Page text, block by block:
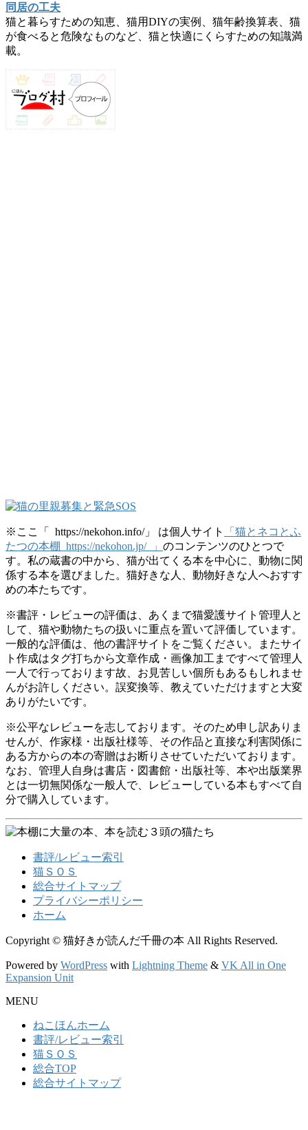
同居の工夫
猫と暮らすための知恵、猫用DIYの実例、猫年齢換算表、猫
が食べると危険なものなど、猫と快適にくらすための知識満
載。
※ここ「 https://nekohon.info/」 は個人サイト
「猫とネコとふ
たつの本棚 https://nekohon.jp/ 」 のコンテンツのひとつで
す。私の蔵書の中から、猫が出てくる本を中心に、動物に関
係する本を選びました。猫好きな人、動物好きな人へおすす
めの本たちです。
※書評・レビューの評価は、あくまで猫愛護サイト管理人と
して、猫や動物たちの扱いに重点を置いて評価しています。
一般的な評価は、他の書評サイトをご覧ください。またサイ
ト作成はタグ打ちから文章作成・画像加工まですべて管理人
一人で行っております故、お見苦しい個所もあるもしれませ
んがお許しください。誤変換等、教えていただけますと大変
ありがたいです。
※公平なレビューを志しております。そのため申し訳ありま
せんが、作家様・出版社様等、その作品と直接な利害関係に
ある方からの本の寄贈はお断りさせていただいております。
なお、管理人自身は書店・図書館・出版社等、本や出版業界
とは一切無関係な一般人で、レビューしている本もすべて自
分で購入しています。
書評/レビュー索引
猫ＳＯＳ
総合サイトマップ
プライバシーポリシー
ホーム
Copyright © 猫好きが読んだ千冊の本 All Rights Reserved.
Powered by WordPress with Lightning Theme & VK All in One
Expansion Unit
MENU
ねこほんホーム
書評/レビュー索引
猫ＳＯＳ
総合TOP
総合サイトマップ